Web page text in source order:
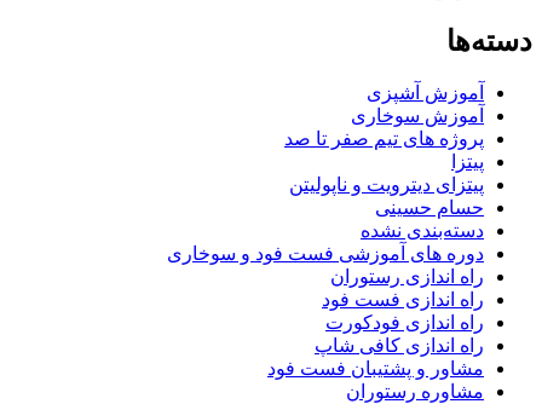
دسته‌ها
آموزش آشپزی
آموزش سوخاری
پروژه های تیم صفر تا صد
پیتزا
پیتزای دیترویت و ناپولیتن
حسام حسینی
دسته‌بندی نشده
دوره های آموزشی فست فود و سوخاری
راه اندازی رستوران
راه اندازی فست فود
راه اندازی فودکورت
راه اندازی کافی شاپ
مشاور و پشتیبان فست فود
مشاوره رستوران